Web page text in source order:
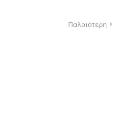
Παλαιότερη